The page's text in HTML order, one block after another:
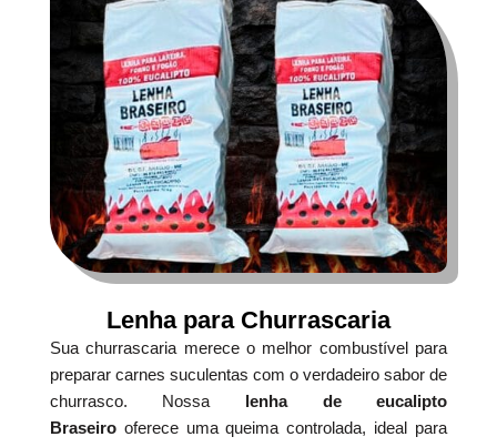
Lenha para Churrascaria
Sua churrascaria merece o melhor combustível para
preparar carnes suculentas com o verdadeiro sabor de
churrasco. Nossa lenha de eucalipto
Braseirooferece uma queima controlada, ideal para